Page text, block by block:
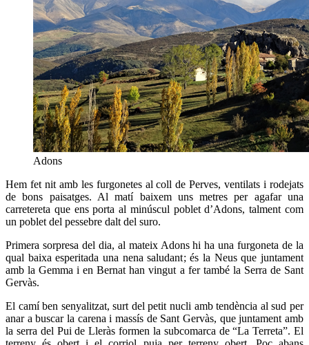
Adons
Hem fet nit amb les furgonetes al coll de Perves, ventilats i rodejats
de bons paisatges. Al matí baixem uns metres per agafar una
carretereta que ens porta al minúscul poblet d’Adons, talment com
un poblet del pessebre dalt del suro.
Primera sorpresa del dia, al mateix Adons hi ha una furgoneta de la
qual baixa esperitada una nena saludant; és la Neus que juntament
amb la Gemma i en Bernat han vingut a fer també la Serra de Sant
Gervàs.
El camí ben senyalitzat, surt del petit nucli amb tendència al sud per
anar a buscar la carena i massís de Sant Gervàs, que juntament amb
la serra del Pui de Lleràs formen la subcomarca de “La Terreta”. El